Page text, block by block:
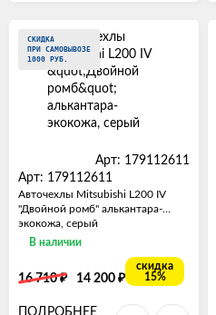
СКИДКА
ПРИ САМОВЫВОЗЕ
1000 РУБ.
Арт: 179112611
Арт: 179112611
Авточехлы Mitsubishi L200 IV
"Двойной ромб" алькантара-
экокожа, серый
В наличии
16 710₽ 14 200 ₽
скидка
15%
ПОДРОБНЕЕ